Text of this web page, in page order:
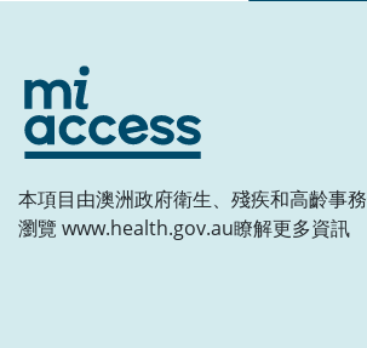
本項目由澳洲政府衛生、殘疾和高齡事務
瀏覽 www.health.gov.au瞭解更多資訊